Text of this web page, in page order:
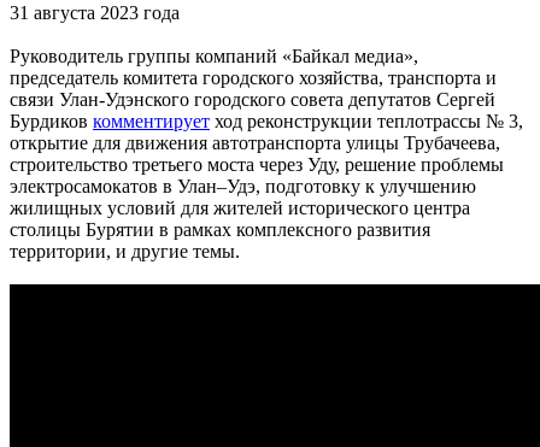
31 августа 2023 года
Руководитель группы компаний «Байкал медиа»,
председатель комитета городского хозяйства, транспорта и
связи Улан-Удэнского городского совета депутатов Сергей
Бурдиков комментирует ход реконструкции теплотрассы № 3,
открытие для движения автотранспорта улицы Трубачеева,
строительство третьего моста через Уду, решение проблемы
электросамокатов в Улан–Удэ, подготовку к улучшению
жилищных условий для жителей исторического центра
столицы Бурятии в рамках комплексного развития
территории, и другие темы.